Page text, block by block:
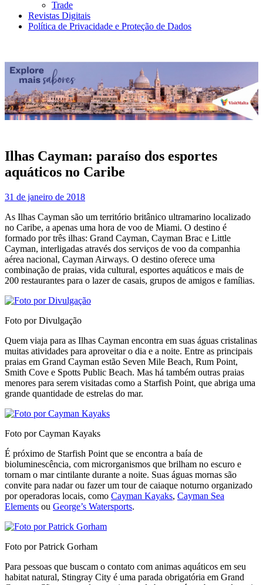
Trade
Revistas Digitais
Política de Privacidade e Proteção de Dados
Ilhas Cayman: paraíso dos esportes
aquáticos no Caribe
31 de janeiro de 2018
As Ilhas Cayman são um território britânico ultramarino localizado
no Caribe, a apenas uma hora de voo de Miami. O destino é
formado por três ilhas: Grand Cayman, Cayman Brac e Little
Cayman, interligadas através dos serviços de voo da companhia
aérea nacional, Cayman Airways. O destino oferece uma
combinação de praias, vida cultural, esportes aquáticos e mais de
200 restaurantes para o lazer de casais, grupos de amigos e famílias.
Foto por Divulgação
Quem viaja para as Ilhas Cayman encontra em suas águas cristalinas
muitas atividades para aproveitar o dia e a noite. Entre as principais
praias em Grand Cayman estão Seven Mile Beach, Rum Point,
Smith Cove e Spotts Public Beach. Mas há também outras praias
menores para serem visitadas como a Starfish Point, que abriga uma
grande quantidade de estrelas do mar.
Foto por Cayman Kayaks
É próximo de Starfish Point que se encontra a baía de
bioluminescência, com microrganismos que brilham no escuro e
tornam o mar cintilante durante a noite. Suas águas mornas são
convite para nadar ou fazer um tour de caiaque noturno organizado
por operadoras locais, como Cayman Kayaks, Cayman Sea
Elements ou George’s Watersports.
Foto por Patrick Gorham
Para pessoas que buscam o contato com animas aquáticos em seu
habitat natural, Stingray City é uma parada obrigatória em Grand